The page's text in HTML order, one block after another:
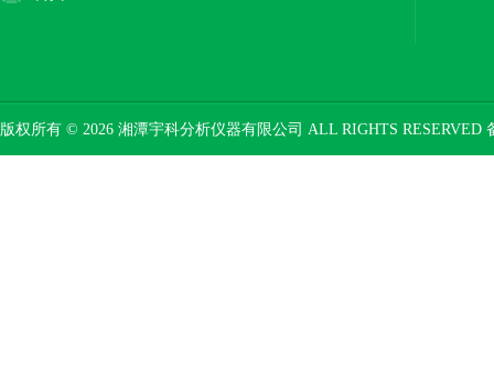
版权所有 © 2026 湘潭宇科分析仪器有限公司 ALL RIGHTS RESERVED